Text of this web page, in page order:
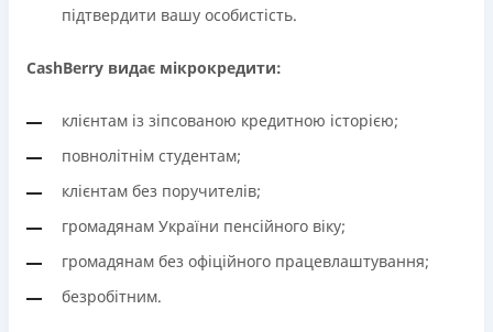
підтвердити вашу особистість.
CashBerry видає мікрокредити:
клієнтам із зіпсованою кредитною історією;
повнолітнім студентам;
клієнтам без поручителів;
громадянам України пенсійного віку;
громадянам без офіційного працевлаштування;
безробітним.